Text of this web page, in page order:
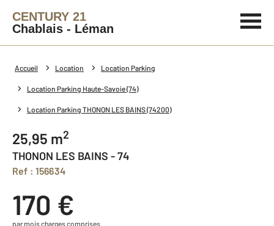
CENTURY 21
Chablais - Léman
Accueil Location Location Parking
Location Parking Haute-Savoie (74)
Location Parking THONON LES BAINS (74200)
25,95 m2
THONON LES BAINS - 74
Ref : 156634
170 €
par mois charges comprises